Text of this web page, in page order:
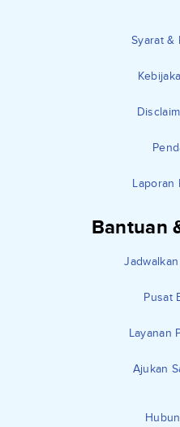
Syarat &
Laporan
Bantuan
Pusat
Layanan
Ajukan